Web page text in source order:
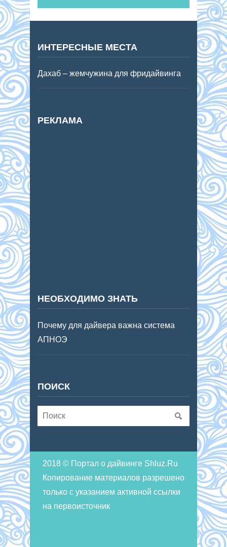
ИНТЕРЕСНЫЕ МЕСТА
Дахаб – жемчужина для фридайвинга
РЕКЛАМА
НЕОБХОДИМО ЗНАТЬ
Почему для дайвера важна система
АПНОЭ
ПОИСК
2018 © Портал о дайвинге Shluz.Ru
Копирование материалов разрешено
только с указанием активной ссылки
на первоисточник